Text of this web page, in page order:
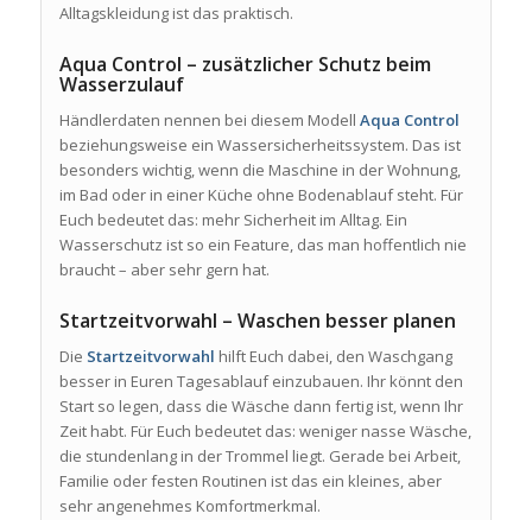
Alltagskleidung ist das praktisch.
Aqua Control – zusätzlicher Schutz beim
Wasserzulauf
Händlerdaten nennen bei diesem Modell Aqua Control
beziehungsweise ein Wassersicherheitssystem. Das ist
besonders wichtig, wenn die Maschine in der Wohnung,
im Bad oder in einer Küche ohne Bodenablauf steht. Für
Euch bedeutet das: mehr Sicherheit im Alltag. Ein
Wasserschutz ist so ein Feature, das man hoffentlich nie
braucht – aber sehr gern hat.
Startzeitvorwahl – Waschen besser planen
Die Startzeitvorwahl hilft Euch dabei, den Waschgang
besser in Euren Tagesablauf einzubauen. Ihr könnt den
Start so legen, dass die Wäsche dann fertig ist, wenn Ihr
Zeit habt. Für Euch bedeutet das: weniger nasse Wäsche,
die stundenlang in der Trommel liegt. Gerade bei Arbeit,
Familie oder festen Routinen ist das ein kleines, aber
sehr angenehmes Komfortmerkmal.